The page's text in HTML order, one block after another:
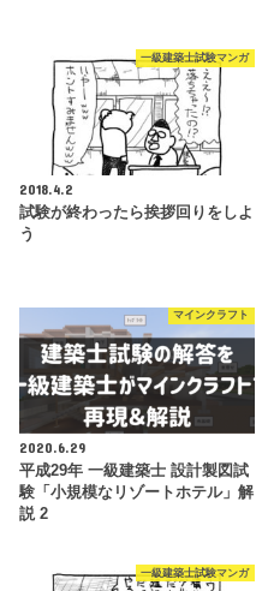
一級建築士試験マンガ
2018.4.2
試験が終わったら挨拶回りをしよ
う
マインクラフト
2020.6.29
平成29年 一級建築士 設計製図試
験「小規模なリゾートホテル」解
説 2
一級建築士試験マンガ